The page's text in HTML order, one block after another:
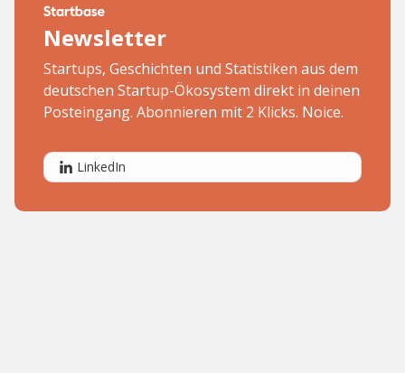
Newsletter
Startups, Geschichten und Statistiken aus dem
deutschen Startup-Ökosystem direkt in deinen
Posteingang. Abonnieren mit 2 Klicks. Noice.
LinkedIn